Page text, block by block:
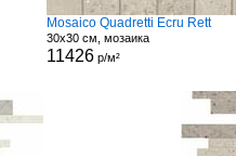
Mosaico Quadretti Ecru Rett
30x30 см, мозаика
11426р/м²